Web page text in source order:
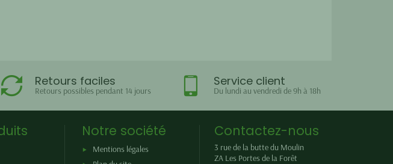
Retours faciles
Retours possibles pendant 14 jours
Service client
Du lundi au vendredi de 9h à 18h
Notre société
Mentions légales
Contactez-nous
3 rue de la butte du Moulin
ZA Les Portes de la Forêt